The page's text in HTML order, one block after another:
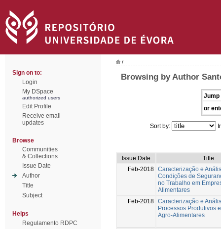
Sign on to:
Login
My DSpace
authorized users
Edit Profile
Receive email
updates
Browse
Communities
& Collections
Issue Date
Author
Title
Subject
Helps
Regulamento RDPC
/
Browsing by Author
Jump
or
Sort by:
Issue Date
Title
Feb-2018 Caracterização e
Condições de
no Trabalho em
Alimentares
Feb-2018 Caracterização e
Processos Produtivos
Agro-Alimentares